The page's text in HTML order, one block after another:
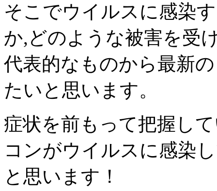
そこでウイルスに感染
か,どのような被害を受
代表的なものから最新
たいと思います。
症状を前もって把握し
コンがウイルスに感染
と思います！